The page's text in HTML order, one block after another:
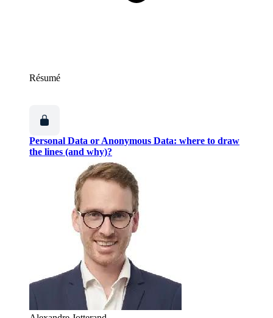
Résumé
Personal Data or Anonymous Data: where to draw
the lines (and why)?